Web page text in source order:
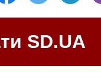
SD.UA